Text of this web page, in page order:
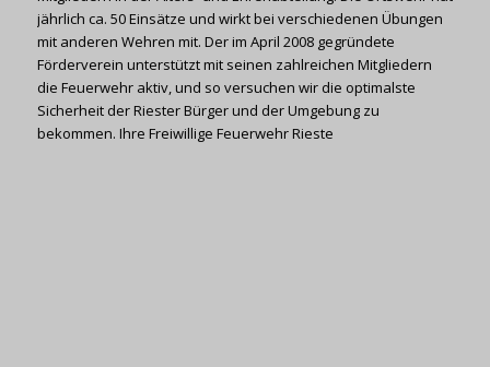
jährlich ca. 50 Einsätze und wirkt bei verschiedenen Übungen
mit anderen Wehren mit. Der im April 2008 gegründete
Förderverein unterstützt mit seinen zahlreichen Mitgliedern
die Feuerwehr aktiv, und so versuchen wir die optimalste
Sicherheit der Riester Bürger und der Umgebung zu
bekommen. Ihre Freiwillige Feuerwehr Rieste